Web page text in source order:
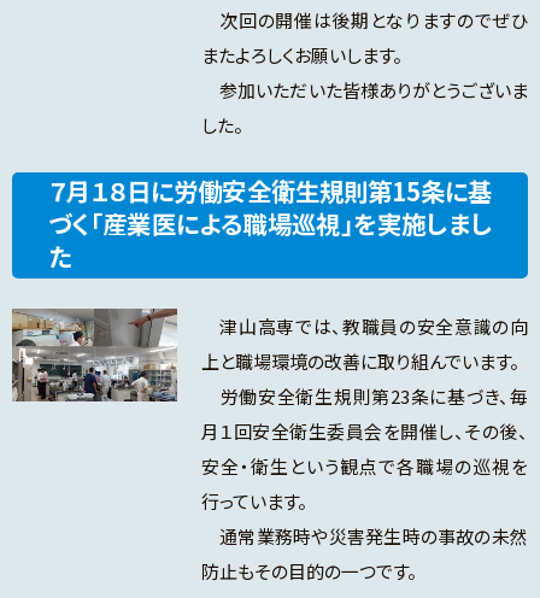
次回の開催は後期となりますのでぜひ
またよろしくお願いします。
参加いただいた皆様ありがとうございま
した。
７月１８日に労働安全衛生規則第15条に基
づく「産業医による職場巡視」を実施しまし
た
津山高専では、教職員の安全意識の向
上と職場環境の改善に取り組んでいます。
労働安全衛生規則第23条に基づき、毎
月１回安全衛生委員会を開催し、その後、
安全・衛生という観点で各職場の巡視を
行っています。
通常業務時や災害発生時の事故の未然
防止もその目的の一つです。